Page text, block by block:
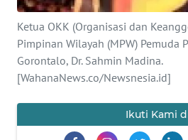
Ketua OKK (Organisasi dan
Pimpinan Wilayah (MPW) Pemuda
Gorontalo, Dr. Sahmin Madina.
[WahanaNews.co/Newsnesia.id]
Ikuti Kami
WN
SUMUT
WN
JAKARTA